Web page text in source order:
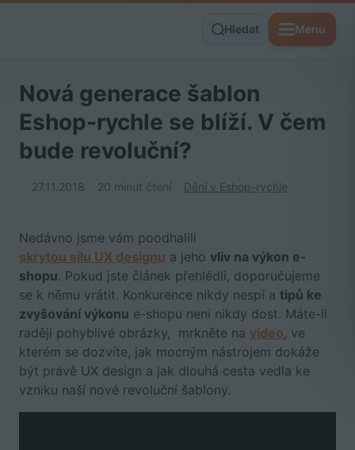
Hledat Menu
Nová generace šablon
Eshop-rychle se blíží. V čem
bude revoluční?
27.11.2018 20 minut čtení Dění v Eshop-rychle
Nedávno jsme vám poodhalili
skrytou sílu UX designu a jeho vliv na výkon e-
shopu. Pokud jste článek přehlédli, doporučujeme
se k němu vrátit. Konkurence nikdy nespí a tipů ke
zvyšování výkonu e-shopu není nikdy dost. Máte-li
raději pohyblivé obrázky, mrkněte na video, ve
kterém se dozvíte, jak mocným nástrojem dokáže
být právě UX design a jak dlouhá cesta vedla ke
vzniku naší nové revoluční šablony.